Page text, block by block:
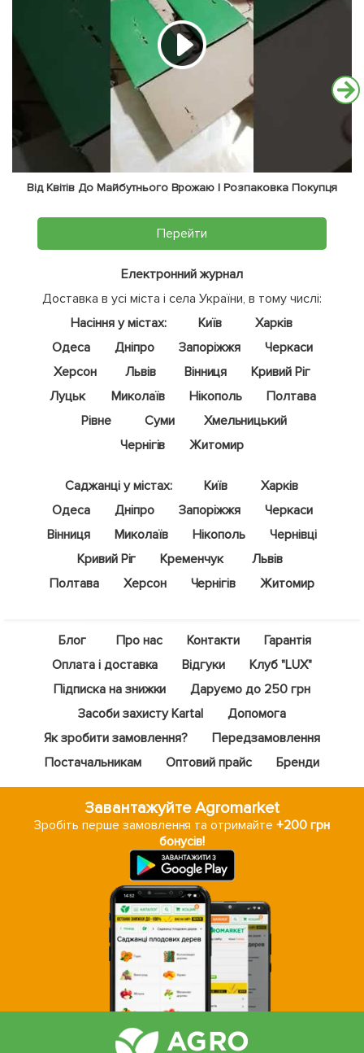
Від Квітів До Майбутнього Врожаю | Розпаковка Покупця
Перейти
Електронний журнал
Доставка в усі міста і села України, в тому числі:
Насіння у містах:
Київ
Харків
Одеса
Дніпро Запоріжжя
Черкаси
Херсон
Львів Вінниця
Кривий Ріг
Луцьк
Миколаїв Нікополь
Полтава
Рівне
Суми
Хмельницький
Чернігів
Житомир
Саджанці у містах: Київ
Харків
Одеса
Дніпро Запоріжжя
Черкаси
Вінниця
Миколаїв Нікополь
Чернівці
Кривий Ріг
Кременчук
Львів
Полтава
Херсон Чернігів Житомир
Блог Про нас Контакти
Гарантія
Оплата і доставка
Відгуки
Клуб "LUX"
Підписка на знижки
Даруємо до 250 грн
Засоби захисту Kartal
Допомога
Як зробити замовлення?
Передзамовлення
Постачальникам
Оптовий прайс Бренди
Завантажуйте Agromarket
Зробіть перше замовлення та отримайте+200 грн
бонусів!